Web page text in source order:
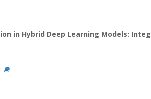
in Hybrid Deep Learning Models: